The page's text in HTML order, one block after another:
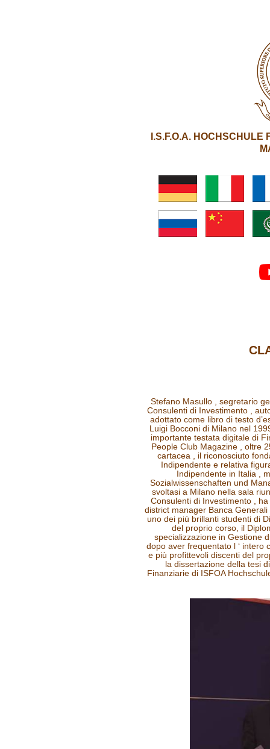
I.S.F.O.A.
Stefano Masullo , segretario
Consulenti di Investimento ,
adottato come libro di testo
Luigi Bocconi di Milano nel
importante testata digitale di
People Club Magazine , oltre
cartacea , il riconosciuto
Indipendente e relativa
Indipendente in Italia ,
Sozialwissenschaften und
svoltasi a Milano nella sala
Consulenti di Investimento ,
district manager Banca
uno dei più brillanti studenti di
del proprio corso, il
specializzazione in Gestione
dopo aver frequentato l ‘ intero
e più profittevoli discenti del
la dissertazione della tesi
Finanziarie di ISFOA